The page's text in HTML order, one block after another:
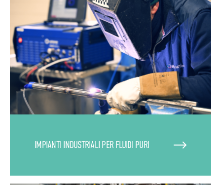
IMPIANTI INDUSTRIALI PER FLUIDI PURI